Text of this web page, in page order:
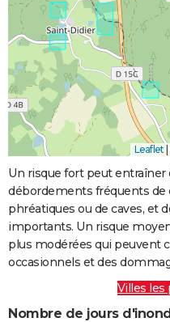
Leaflet |
Un risque fort peut entraîner
débordements fréquents de
phréatiques ou de caves, et
importants. Un risque
plus modérées qui peuvent
occasionnels et des
Villes les
Nombre de jours